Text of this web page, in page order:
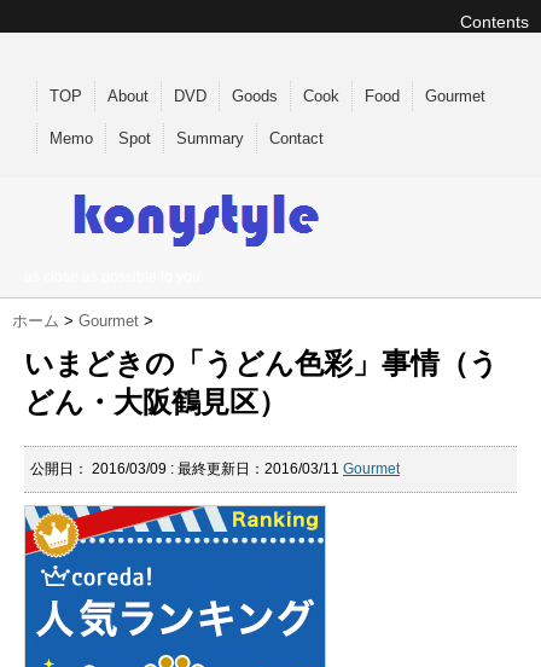
Contents
TOP About DVD Goods Cook Food Gourmet
Memo Spot Summary Contact
ホーム > Gourmet >
いまどきの「うどん色彩」事情（う
どん・大阪鶴見区）
公開日： 2016/03/09 : 最終更新日：2016/03/11 Gourmet